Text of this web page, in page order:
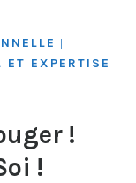
|
ET EXPERTISE
!
!